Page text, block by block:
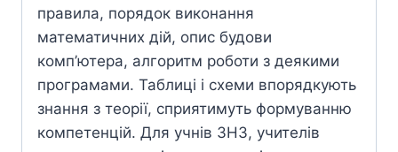
правила, порядок виконання
математичних дій, опис будови
комп’ютера, алгоритм роботи з деякими
програмами. Таблиці і схеми впорядкують
знання з теорії, сприятимуть формуванню
компетенцій. Для учнів ЗНЗ, учителів